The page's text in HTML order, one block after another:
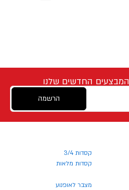
החדשים שלנו
הרשמה
קסדות 3/4
קסדות מלאות
מצבר לאופנוע